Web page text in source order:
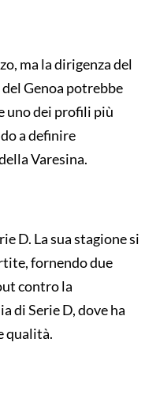
ma la dirigenza del
Genoa potrebbe
uno dei profili più
a definire
Varesina.
D. La sua stagione si
fornendo due
contro la
di Serie D, dove ha
qualità.